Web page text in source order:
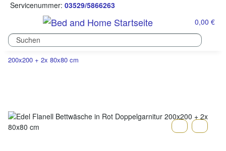
Servicenummer: 03529/5866263
0,00 €
200x200 + 2x 80x80 cm